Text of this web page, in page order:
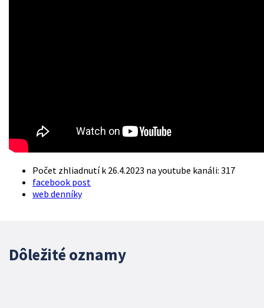
Počet zhliadnutí k 26.4.2023 na youtube kanáli: 317
facebook post
web denníky
Dôležité oznamy